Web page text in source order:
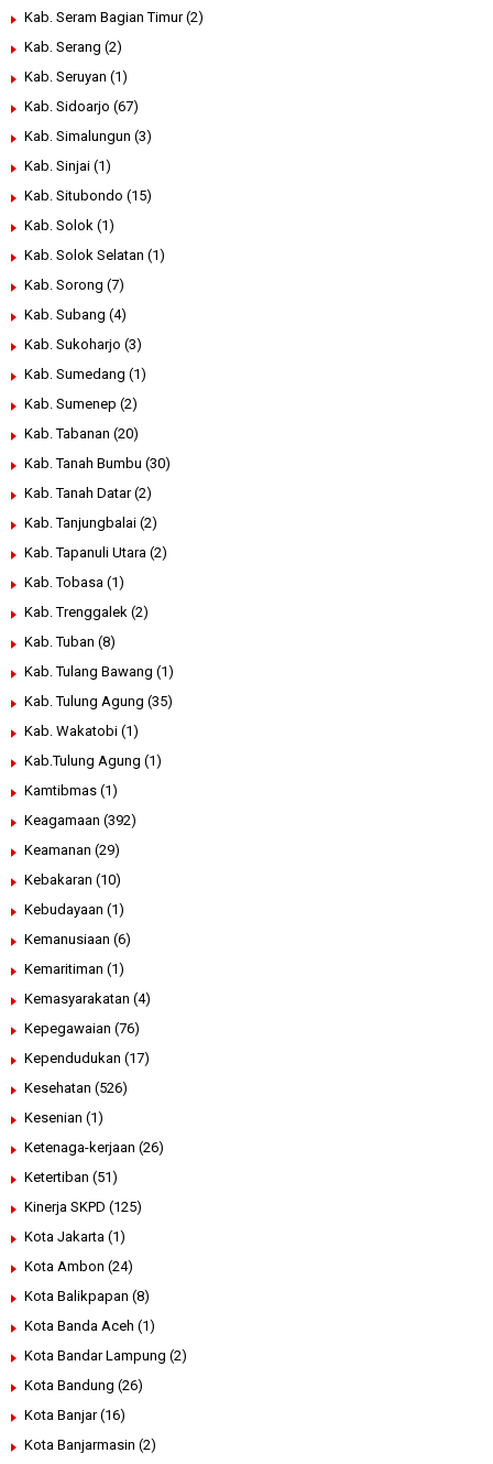
Kab. Seram Bagian Timur (2)
Kab. Serang (2)
Kab. Seruyan (1)
Kab. Sidoarjo (67)
Kab. Simalungun (3)
Kab. Sinjai (1)
Kab. Situbondo (15)
Kab. Solok (1)
Kab. Solok Selatan (1)
Kab. Sorong (7)
Kab. Subang (4)
Kab. Sukoharjo (3)
Kab. Sumedang (1)
Kab. Sumenep (2)
Kab. Tabanan (20)
Kab. Tanah Bumbu (30)
Kab. Tanah Datar (2)
Kab. Tanjungbalai (2)
Kab. Tapanuli Utara (2)
Kab. Tobasa (1)
Kab. Trenggalek (2)
Kab. Tuban (8)
Kab. Tulang Bawang (1)
Kab. Tulung Agung (35)
Kab. Wakatobi (1)
Kab.Tulung Agung (1)
Kamtibmas (1)
Keagamaan (392)
Keamanan (29)
Kebakaran (10)
Kebudayaan (1)
Kemanusiaan (6)
Kemaritiman (1)
Kemasyarakatan (4)
Kepegawaian (76)
Kependudukan (17)
Kesehatan (526)
Kesenian (1)
Ketenaga-kerjaan (26)
Ketertiban (51)
Kinerja SKPD (125)
Kota Jakarta (1)
Kota Ambon (24)
Kota Balikpapan (8)
Kota Banda Aceh (1)
Kota Bandar Lampung (2)
Kota Bandung (26)
Kota Banjar (16)
Kota Banjarmasin (2)